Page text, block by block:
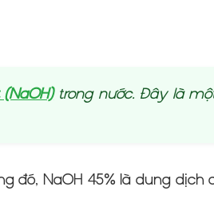
trong nước. Đây là
đó, NaOH 45% là dung dịch